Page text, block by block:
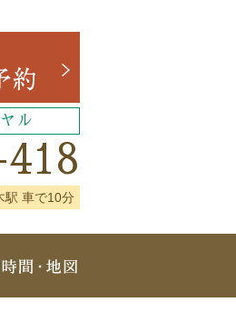
ル
駅 車で10分
保証